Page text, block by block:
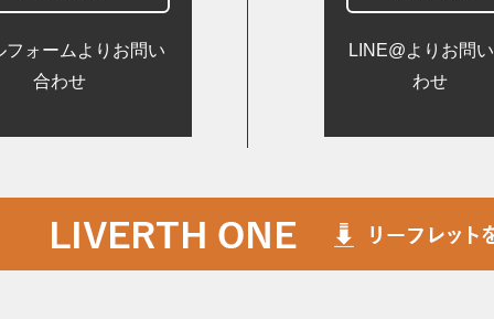
フォームよりお問い
合わせ
LINE@よりお問
わせ